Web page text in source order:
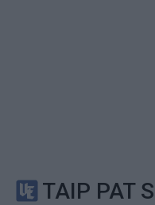
TAIP PAT